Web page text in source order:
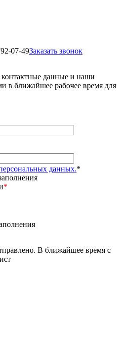
07-49Заказать звонок
данные и наши
в ближайшее рабочее время для
данных.*
*
В ближайшее время с